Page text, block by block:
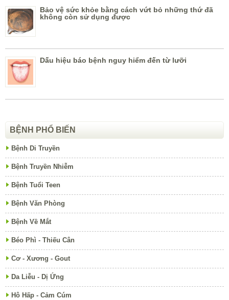
Bảo vệ sức khỏe bằng cách vứt bỏ những thứ đã
không còn sử dụng được
Dấu hiệu báo bệnh nguy hiểm đến từ lưỡi
BỆNH PHỔ BIẾN
Bệnh Di Truyền
Bệnh Truyền Nhiễm
Bệnh Tuổi Teen
Bệnh Văn Phòng
Bệnh Về Mắt
Béo Phì - Thiếu Cân
Cơ - Xương - Gout
Da Liễu - Dị Ứng
Hô Hấp - Cảm Cúm